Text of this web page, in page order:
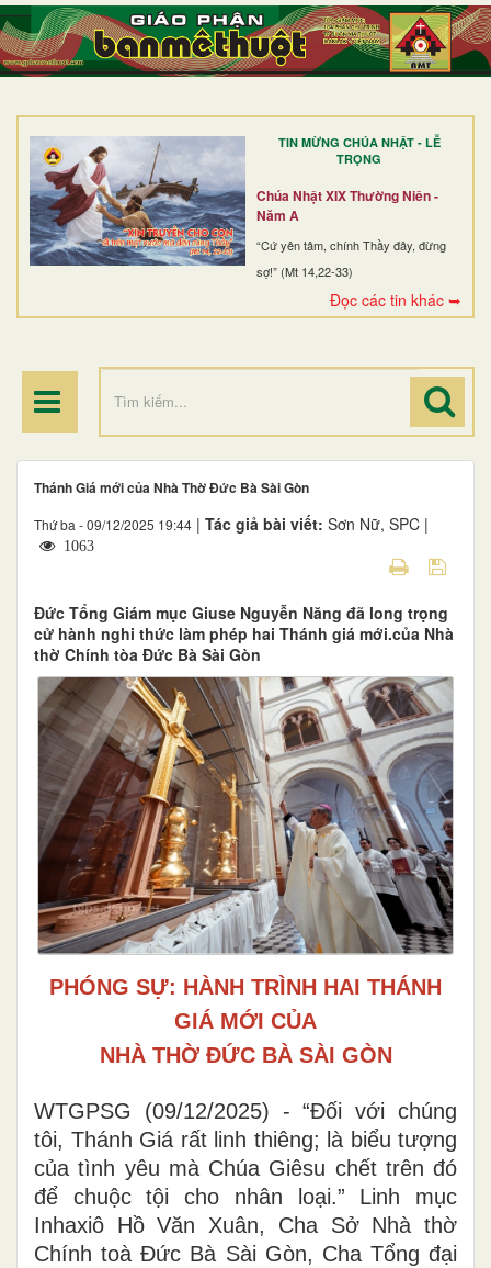
TIN MỪNG CHÚA NHẬT - LỄ
TRỌNG
Chúa Nhật XIX Thường Niên -
Năm A
“Cứ yên tâm, chính Thầy đây, đừng
sợ!” (Mt 14,22-33)
Đọc các tin khác ➥
TRANG NHẤT
GIỚI THIỆU
DÒNG TU
BAN MỤC VỤ
ĐOÀN THỂ CG
ĐIỂM HÀNH HƯƠNG
Thánh Giá mới của Nhà Thờ Đức Bà Sài Gòn
Thứ ba - 09/12/2025 19:44 | Tác giả bài viết: Sơn Nữ, SPC |
1063
Đức Tổng Giám mục Giuse Nguyễn Năng đã long trọng
cử hành nghi thức làm phép hai Thánh giá mới.của Nhà
thờ Chính tòa Đức Bà Sài Gòn
PHÓNG SỰ: HÀNH TRÌNH HAI THÁNH
GIÁ MỚI CỦA
NHÀ THỜ ĐỨC BÀ SÀI GÒN
WTGPSG (09/12/2025) - “Đối với chúng
tôi, Thánh Giá rất linh thiêng; là biểu tượng
của tình yêu mà Chúa Giêsu chết trên đó
để chuộc tội cho nhân loại.” Linh mục
Inhaxiô Hồ Văn Xuân, Cha Sở Nhà thờ
Chính toà Đức Bà Sài Gòn, Cha Tổng đại